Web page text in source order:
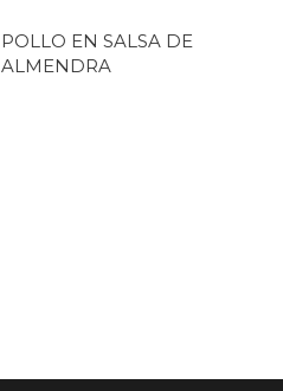
POLLO EN SALSA DE
ALMENDRA